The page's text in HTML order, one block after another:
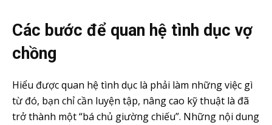
Các bước để quan hệ tình dục vợ
chồng
Hiểu được quan hệ tình dục là phải làm những việc gì
từ đó, bạn chỉ cần luyện tập, nâng cao kỹ thuật là đã
trở thành một “bá chủ giường chiếu”. Những nội dung